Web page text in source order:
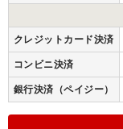
クレジットカード決済
コンビニ決済
銀行決済（ペイジー）